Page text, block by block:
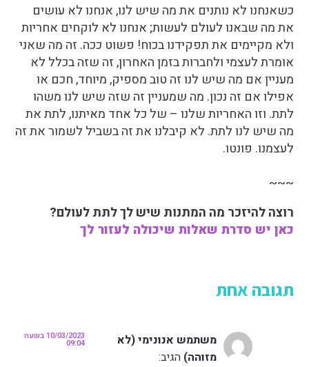
כשאנחנו לא נותנים את מה שיש לנו, אנחנו לא עושים
את מה שבאנו לעולם לעשות; אנחנו לא לוקחים אחריות
ולא מקיימים את תפקידנו בכוח! פשוט ככה. זה מה שאני
אומרת לעצמי ולחברות בזמן האחרון, זה שזה בכלל לא
מעניין אם מה שיש לנו זה טוב מספיק, מיוחד, חכם או
אפילו אם זה נכון. מה שמעניין זה שזה שיש לנו משהו
לתת. וזו האחריות שלנו – של כל אחד מאיתנו, לתת את
מה שיש לנו לתת. לא קיבלנו את זה בשביל לשמור את זה
לעצמנו. פונטו.
~~~
רוצה להיזכר מה המתנות שיש לך לתת לעולם?
כאן יש סדרת שאלות שיכולה לעזור לך
תגובה אחת
משתמש אנונימי (לא
מזוהה) הגיב:
10/03/2023 בשעה
09:04